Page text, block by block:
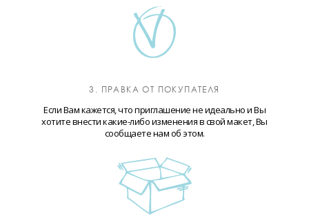
3. ПРАВКА ОТ ПОКУПАТЕЛЯ
Если Вам кажется, что приглашение не идеально и Вы
хотите внести какие-либо изменения в свой макет, Вы
сообщаете нам об этом.